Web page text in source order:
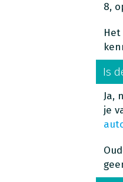
8,
Is
Ja,
je